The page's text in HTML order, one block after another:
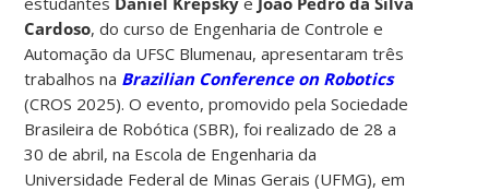
Cardoso, do curso de Engenharia de Controle e
Automação da UFSC Blumenau, apresentaram três
trabalhos na Brazilian Conference on Robotics
(CROS 2025). O evento, promovido pela Sociedade
Brasileira de Robótica (SBR), foi realizado de 28 a
30 de abril, na Escola de Engenharia da
Universidade Federal de Minas Gerais (UFMG), em